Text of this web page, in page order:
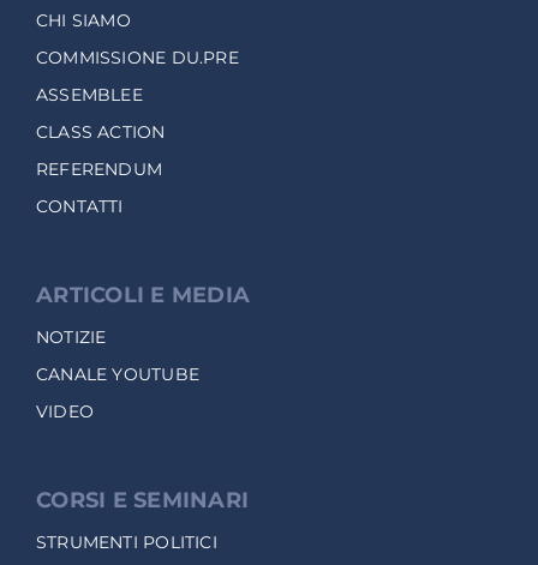
CHI SIAMO
COMMISSIONE DU.PRE
ASSEMBLEE
CLASS ACTION
REFERENDUM
CONTATTI
ARTICOLI E MEDIA
NOTIZIE
CANALE YOUTUBE
VIDEO
CORSI E SEMINARI
STRUMENTI POLITICI